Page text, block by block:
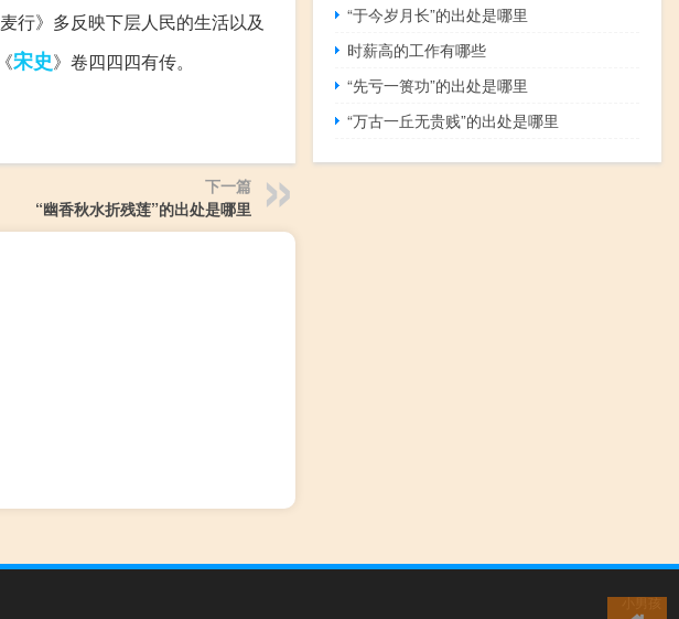
行》多反映下层人民的生活以及
宋史》卷四四四有传。
下一篇
“幽香秋水折残莲”的出处是哪里
“于今岁月长”的出处是哪里
时薪高的工作有哪些
“先亏一篑功”的出处是哪里
“万古一丘无贵贱”的出处是哪里
小男孩